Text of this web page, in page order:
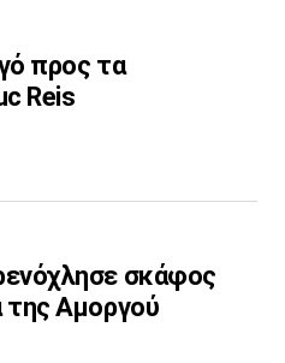
προς τα
Reis
σκάφος
της Αμοργού